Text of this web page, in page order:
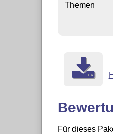
Themen
Für dieses